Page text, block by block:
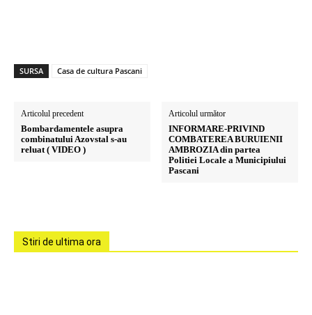
SURSA Casa de cultura Pascani
Articolul precedent
Bombardamentele asupra
combinatului Azovstal s-au
reluat ( VIDEO )
Articolul următor
INFORMARE-PRIVIND
COMBATEREA BURUIENII
AMBROZIA din partea
Politiei Locale a Municipiului
Pascani
Stiri de ultima ora